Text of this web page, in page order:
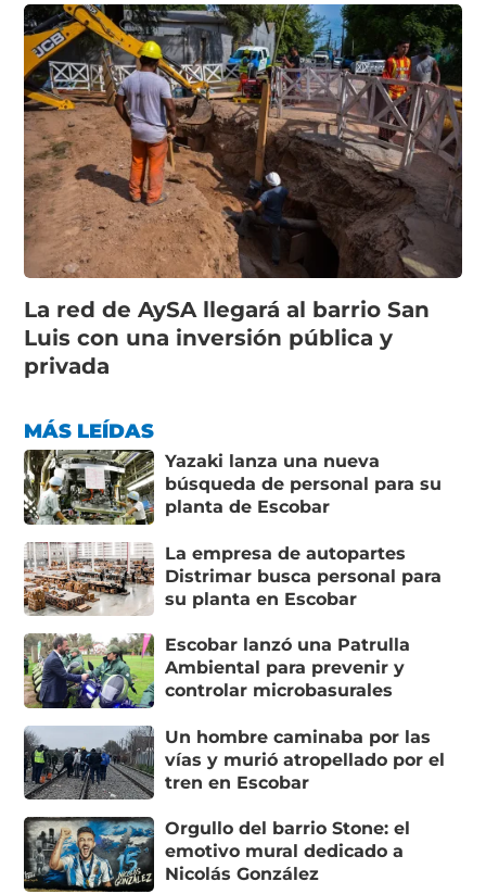
La red de AySA llegará al barrio San
Luis con una inversión pública y
privada
MÁS LEÍDAS
Yazaki lanza una nueva
búsqueda de personal para su
planta de Escobar
La empresa de autopartes
Distrimar busca personal para
su planta en Escobar
Escobar lanzó una Patrulla
Ambiental para prevenir y
controlar microbasurales
Un hombre caminaba por las
vías y murió atropellado por el
tren en Escobar
Orgullo del barrio Stone: el
emotivo mural dedicado a
Nicolás González